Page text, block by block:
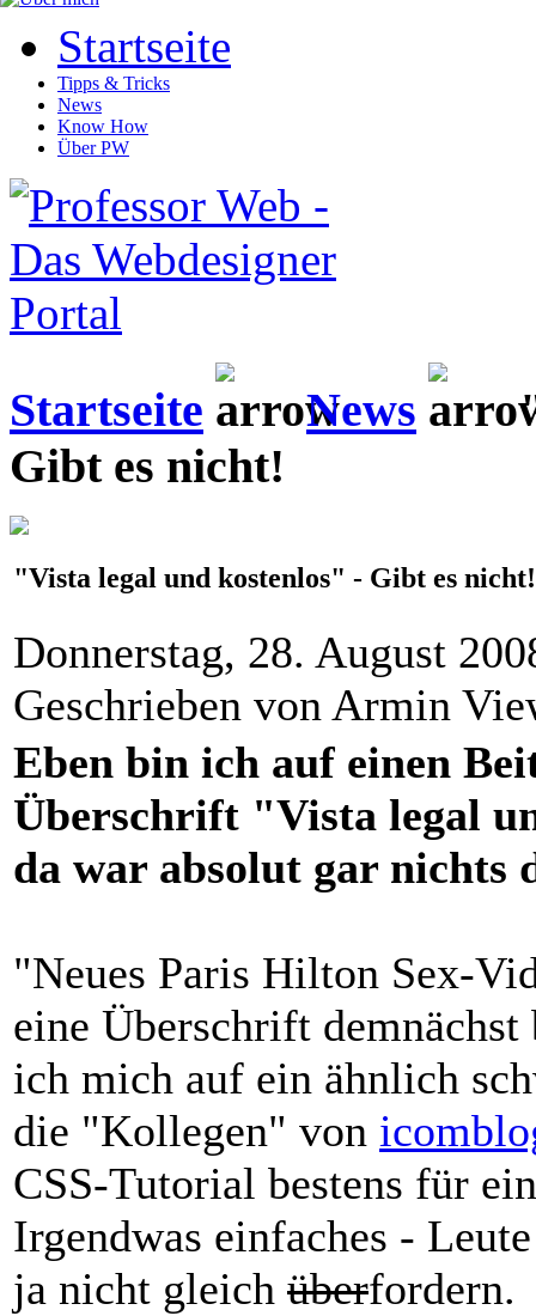
Startseite
Tipps & Tricks
News
Know How
Über PW
Startseite News
Gibt es nicht!
"Vista legal und kostenlos" - Gibt es nicht!
Donnerstag, 28. August
Geschrieben von Armin
Eben bin ich auf einen
Überschrift "Vista legal
da war absolut gar nichts
"Neues Paris Hilton Sex-
eine Überschrift
ich mich auf ein ähnlich
die "Kollegen" von
CSS-Tutorial bestens für
Irgendwas einfaches -
ja nicht gleich überfordern.